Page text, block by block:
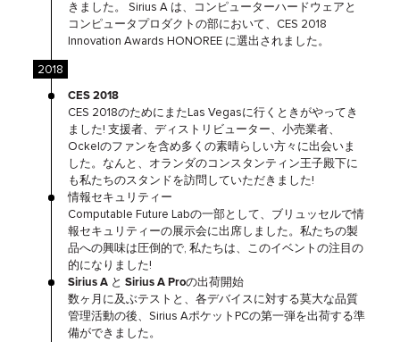
きました。 Sirius A は、コンピューターハードウェアと
コンピュータプロダクトの部において、CES 2018
Innovation Awards HONOREE に選出されました。
2018
CES 2018
CES 2018のためにまたLas Vegasに行くときがやってき
ました! 支援者、ディストリビューター、小売業者、
Ockelのファンを含め多くの素晴らしい方々に出会いま
した。なんと、オランダのコンスタンティン王子殿下に
も私たちのスタンドを訪問していただきました!
情報セキュリティー
Computable Future Labの一部として、ブリュッセルで情
報セキュリティーの展示会に出席しました。私たちの製
品への興味は圧倒的で, 私たちは、このイベントの注目の
的になりました!
Sirius A と Sirius A Proの出荷開始
数ヶ月に及ぶテストと、各デバイスに対する莫大な品質
管理活動の後、Sirius AポケットPCの第一弾を出荷する準
備ができました。